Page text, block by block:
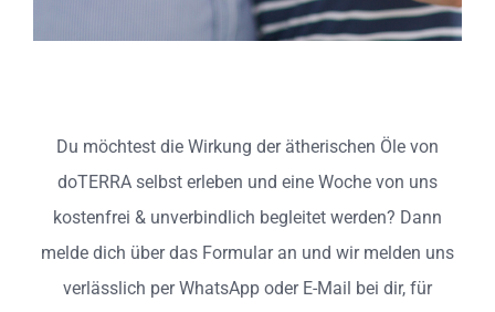
Du möchtest die Wirkung der ätherischen Öle von
doTERRA selbst erleben und eine Woche von uns
kostenfrei & unverbindlich begleitet werden? Dann
melde dich über das Formular an und wir melden uns
verlässlich per WhatsApp oder E-Mail bei dir, für